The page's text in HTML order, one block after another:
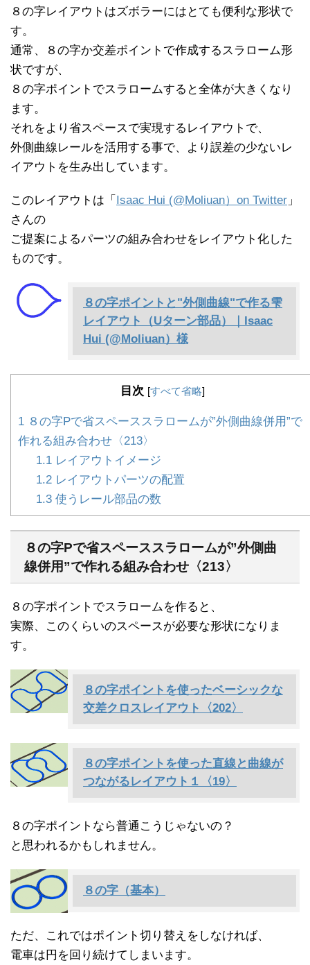
８の字レイアウトはズボラーにはとても便利な形状で
す。
通常、８の字か交差ポイントで作成するスラローム形
状ですが、
８の字ポイントでスラロームすると全体が大きくなり
ます。
それをより省スペースで実現するレイアウトで、
外側曲線レールを活用する事で、より誤差の少ないレ
イアウトを生み出しています。
このレイアウトは「 Isaac Hui (@Moliuan）on Twitter 」
さんの
ご提案によるパーツの組み合わせをレイアウト化した
ものです。
８の字ポイントと"外側曲線"で作る雫
レイアウト（Uターン部品）｜Isaac
Hui (@Moliuan）様
目次 [すべて省略]
1 ８の字Pで省スペーススラロームが”外側曲線併用”で
作れる組み合わせ〈213〉
1.1レイアウトイメージ
1.2レイアウトパーツの配置
1.3使うレール部品の数
８の字Pで省スペーススラロームが”外側曲
線併用”で作れる組み合わせ〈213〉
８の字ポイントでスラロームを作ると、
実際、このくらいのスペースが必要な形状になりま
す。
８の字ポイントを使ったベーシックな
交差クロスレイアウト〈202〉
８の字ポイントを使った直線と曲線が
つながるレイアウト１〈19〉
８の字ポイントなら普通こうじゃないの？
と思われるかもしれません。
８の字（基本）
ただ、これではポイント切り替えをしなければ、
電車は円を回り続けてしまいます。